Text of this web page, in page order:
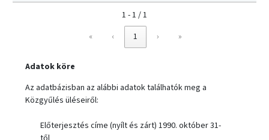
1 - 1 / 1
«
‹ 1 › »
Adatok köre
Az adatbázisban az alábbi adatok találhatók meg a
Közgyűlés üléseiről:
Előterjesztés címe (nyílt és zárt) 1990. október 31-